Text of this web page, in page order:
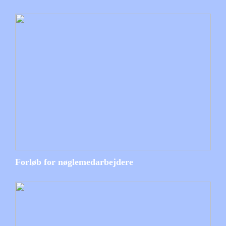
Forløb for nøglemedarbejdere